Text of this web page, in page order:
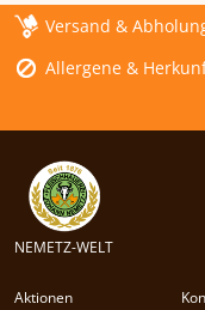
Versand &
Allergene &
NEMETZ-WELT
Aktionen